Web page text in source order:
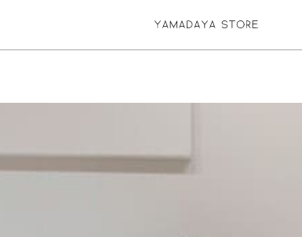
ログイン